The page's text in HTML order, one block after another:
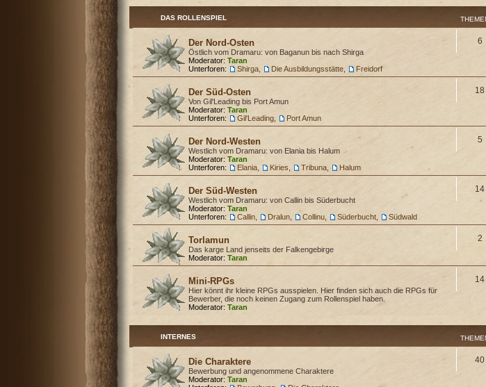
DAS ROLLENSPIEL
Der Nord-Osten
Östlich vom Dramaru: von Baganun bis nach Shirga
Moderator: Taran
Unterforen:
Shirga Die Ausbildungsstätte Freidorf
6
Der Süd-Osten
Von Gil'Leading bis Port Amun
Moderator: Taran
Unterforen:
Gil'Leading Port Amun
18
Der Nord-Westen
Westlich vom Dramaru: von Elania bis Halum
Moderator: Taran
Unterforen:
Elania Kiries Tribuna Halum
5
Der Süd-Westen
Westlich vom Dramaru: von Callin bis Süderbucht
Moderator: Taran
Unterforen:
Callin Dralun Collinu Süderbucht Südwald
14
Torlamun
Das karge Land jenseits der Falkengebirge
Moderator: Taran
2
Mini-RPGs
Hier könnt ihr kleine RPGs ausspielen. Hier finden sich auch die RPGs für
Bewerber, die noch keinen Zugang zum Rollenspiel haben.
Moderator: Taran
14
INTERNES
Die Charaktere
Bewerbung und angenommene Charaktere
Moderator: Taran
40